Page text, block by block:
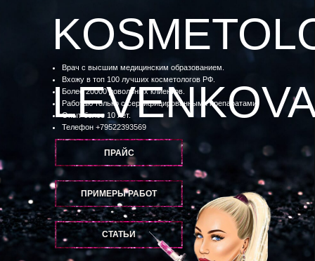
Врач с высшим медицинским образованием.
Вхожу в топ 100 лучших косметологов РФ.
Более 20000 довольных клиентов.
Работаю только с сертифицированными препаратами.
Опыт более 10 лет.
Телефон +79522393569
ПРАЙС
ПРИМЕРЫ РАБОТ
СТАТЬИ